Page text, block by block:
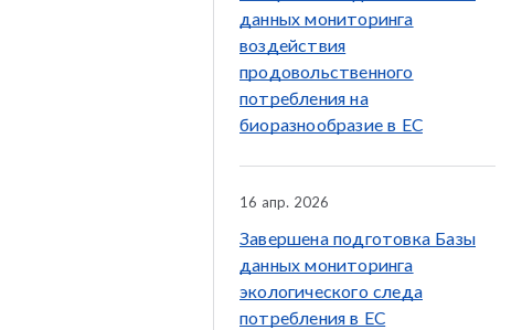
данных мониторинга
воздействия
продовольственного
потребления на
биоразнообразие в ЕС
16 апр. 2026
Завершена подготовка Базы
данных мониторинга
экологического следа
потребления в ЕС